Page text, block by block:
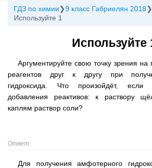
ГДЗ по химии 9 класс Габриелян 2018
Используйте 1
Используйте
Аргументируйте свою точку зрения на
реагентов друг к другу при
гидроксида. Что произойдёт, если
добавления реактивов: к раствору
каплям раствор соли?
Ответ
Для получения амфотерного